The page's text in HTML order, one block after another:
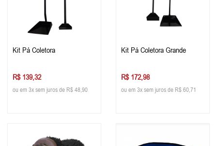
Kit Pá Coletora
R$ 139,32
ou em 3x sem juros de R$ 48,90
Kit Pá Coletora Grande
R$ 172,98
ou em 3x sem juros de R$ 60,71